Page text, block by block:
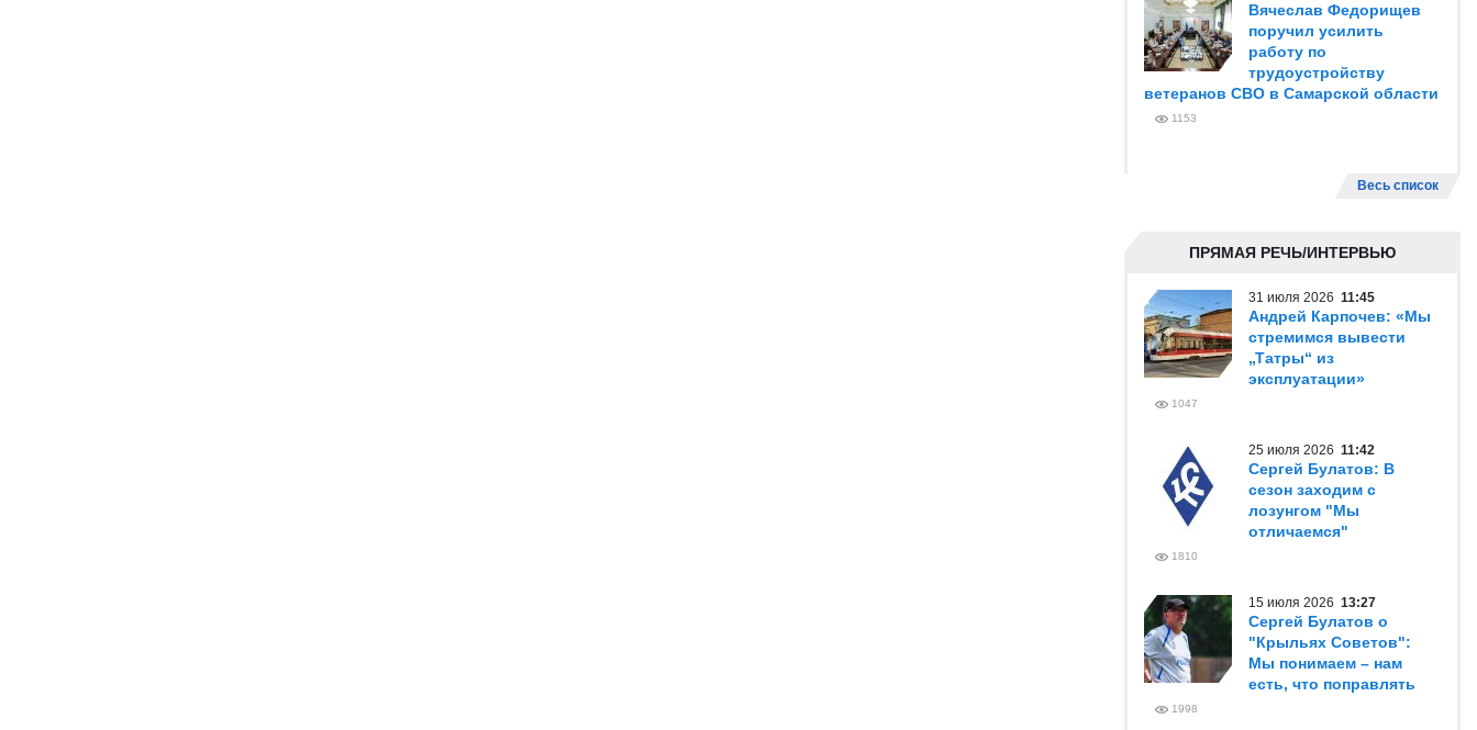
Вячеслав Федорищев
поручил усилить
работу по
трудоустройству
ветеранов СВО в Самарской области
1153
Весь список
ПРЯМАЯ РЕЧЬ/ИНТЕРВЬЮ
31 июля 2026 11:45
Андрей Карпочев: «Мы
стремимся вывести
„Татры“ из
эксплуатации»
1047
25 июля 2026 11:42
Сергей Булатов: В
сезон заходим с
лозунгом "Мы
отличаемся"
1810
15 июля 2026 13:27
Сергей Булатов о
"Крыльях Советов":
Мы понимаем – нам
есть, что поправлять
1998